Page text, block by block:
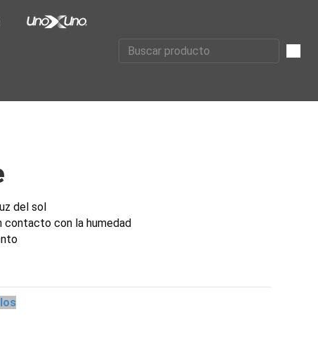
del sol
contacto con la humedad